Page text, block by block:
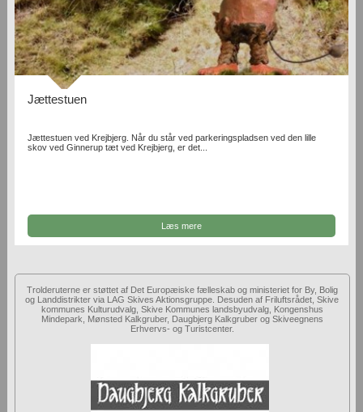
Jættestuen
Jættestuen ved Krejbjerg. Når du står ved parkeringspladsen ved den lille
skov ved Ginnerup tæt ved Krejbjerg, er det...
Læs mere
Trolderuterne er støttet af Det Europæiske fælleskab og ministeriet for By, Bolig
og Landdistrikter via LAG Skives Aktionsgruppe. Desuden af Friluftsrådet, Skive
kommunes Kulturudvalg, Skive Kommunes landsbyudvalg, Kongenshus
Mindepark, Mønsted Kalkgruber, Daugbjerg Kalkgruber og Skiveegnens
Erhvervs- og Turistcenter.